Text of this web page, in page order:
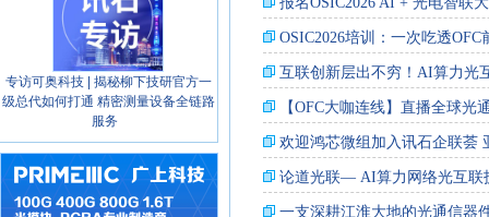
专访可奥科技 | 揭秘柳下技研官方一
级总代如何打通 精密测量设备全链路
服务